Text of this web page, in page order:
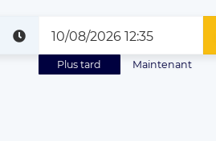
Maintenant
Plus tard